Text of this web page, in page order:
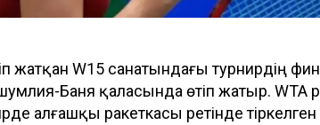
жатқан W15 санатындағы турнирдің
Баня қаласында өтіп жатыр. WTA
алғашқы ракеткасы ретінде